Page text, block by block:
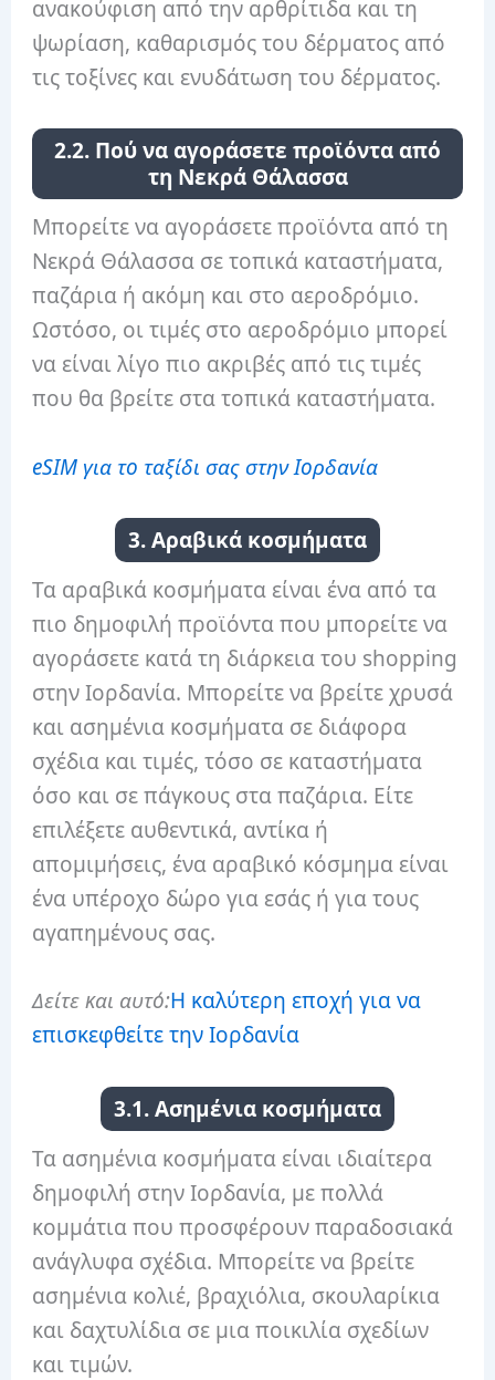
ανακούφιση από την αρθρίτιδα και τη
ψωρίαση, καθαρισμός του δέρματος από
τις τοξίνες και ενυδάτωση του δέρματος.
2.2. Πού να αγοράσετε προϊόντα από
τη Νεκρά Θάλασσα
Μπορείτε να αγοράσετε προϊόντα από τη
Νεκρά Θάλασσα σε τοπικά καταστήματα,
παζάρια ή ακόμη και στο αεροδρόμιο.
Ωστόσο, οι τιμές στο αεροδρόμιο μπορεί
να είναι λίγο πιο ακριβές από τις τιμές
που θα βρείτε στα τοπικά καταστήματα.
eSIM για το ταξίδι σας στην Ιορδανία
3. Αραβικά κοσμήματα
Τα αραβικά κοσμήματα είναι ένα από τα
πιο δημοφιλή προϊόντα που μπορείτε να
αγοράσετε κατά τη διάρκεια του shopping
στην Ιορδανία. Μπορείτε να βρείτε χρυσά
και ασημένια κοσμήματα σε διάφορα
σχέδια και τιμές, τόσο σε καταστήματα
όσο και σε πάγκους στα παζάρια. Είτε
επιλέξετε αυθεντικά, αντίκα ή
απομιμήσεις, ένα αραβικό κόσμημα είναι
ένα υπέροχο δώρο για εσάς ή για τους
αγαπημένους σας.
Δείτε και αυτό:Η καλύτερη εποχή για να
επισκεφθείτε την Ιορδανία
3.1. Ασημένια κοσμήματα
Τα ασημένια κοσμήματα είναι ιδιαίτερα
δημοφιλή στην Ιορδανία, με πολλά
κομμάτια που προσφέρουν παραδοσιακά
ανάγλυφα σχέδια. Μπορείτε να βρείτε
ασημένια κολιέ, βραχιόλια, σκουλαρίκια
και δαχτυλίδια σε μια ποικιλία σχεδίων
και τιμών.